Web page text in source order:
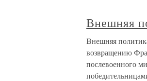
Внешняя
Внешняя
возвращению
послевоенного